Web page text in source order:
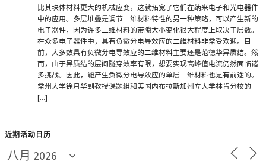
比其块体材料更大的机械应变，这就拓宽了它们在纳米电子和光电器件
中的应用。多层堆叠是调节二维材料特性的另一种策略，可以产生新的
电子器件，因为许多二维材料的带隙大小变化很大程度上取决于层数。
在众多电子器件中，具有负微分电导效应的二维材料非常受欢迎。目
前，大多数具有负微分电导效应的二维材料主要还是范德华异质结。然
而，由于异质结的层间隧穿效率有限，想要实现高峰值电流仍然面临诸
多挑战。因此，能产生负微分电导效应的单层二维材料也是有前途的。
常州大学徐月华副教授课题组和美国内布拉斯加州立大学林肯分校的
[...]
近期活动日历